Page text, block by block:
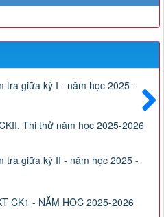
Sau
tra giữa kỳ I - năm học 2025-
Thi thử năm học 2025-2026
tra giữa kỳ II - năm học 2025 -
CK1 - NĂM HỌC 2025-2026